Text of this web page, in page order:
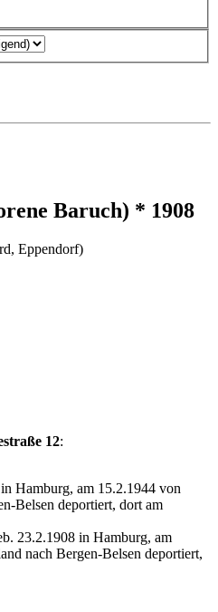
Baruch) * 1908
Eppendorf)
12:
Hamburg, am 15.2.1944 von
Belsen deportiert, dort am
23.2.1908 in Hamburg, am
nach Bergen-Belsen deportiert,